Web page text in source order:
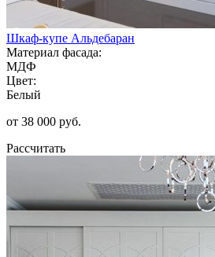
Шкаф-купе Альдебаран
Материал фасада:
МДФ
Цвет:
Белый
от 38 000 руб.
Рассчитать